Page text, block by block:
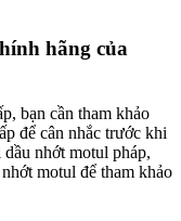
hãng của
bạn cần tham khảo
để cân nhắc trước khi
nhớt motul pháp,
motul để tham khảo